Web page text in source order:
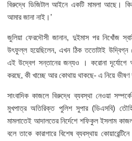
বিরুদ্ধে ডিজিটাল আইনে একটি মামলা আছে।
আমার জানা নাই।’
জুলিয়া ফেরদৌসী জানান, দুইমাস পর নিখোঁজ
উৎফুল্ল হয়েছিলেন, এখন ঠিক ততোটাই উদ্বিগ্ন
এই উদ্বেগ সন্তানের জন্যও । করোনা দূর্যোগে
করছে, কী খাচ্ছে আর কোথায় থাকছে- এ নিয়ে ভীষণ
সাংবাদিক কাজলে বিরুদ্ধে ব্যবস্থা নেওয়া
মুখপাত্র অতিরিক্ত পুলিশ সুপার (ডিএসবি)
মামলাতেই আদালতের নির্দেশে শফিকুল ইসলাম
বলে তাকে কারাগারে বিশেষ ব্যবস্থায়